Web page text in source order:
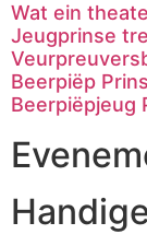
Wat ein
Jeugprinse
Beerpiëp
Beerpiëpjeug